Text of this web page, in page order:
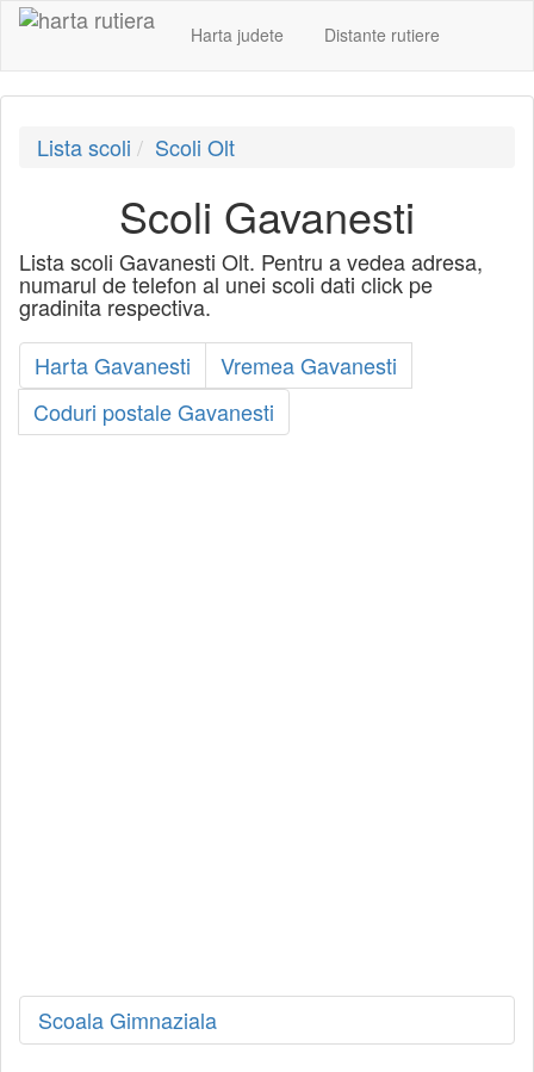
Harta judete Distante rutiere
Lista scoli Scoli Olt
Scoli Gavanesti
Lista scoli Gavanesti Olt. Pentru a vedea adresa,
numarul de telefon al unei scoli dati click pe
gradinita respectiva.
Harta Gavanesti
Vremea Gavanesti
Coduri postale Gavanesti
Scoala Gimnaziala